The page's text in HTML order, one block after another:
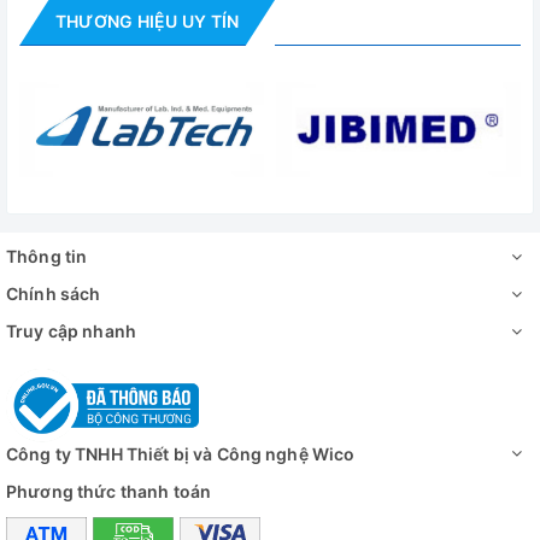
Thời gian hồi nhiệt
(cửa mở 30 giây)
8 phút lên 37 độ C
Bộ điều khiển Bộ điều khiển Smart-Lab
Cổng kết nối Sẵn cổng RS232C kết nối máy tính
Công suất gia nhiệt
Kệ
Thông gió
Đối lưu
Tính năng an toàn Bảo vệ quá nhiệt, quá dòng, phát
Buồng tủ Thép không gỉ
THƯƠNG HIỆU UY TÍN
Thông tin
Chính sách
Truy cập nhanh
Công ty TNHH Thiết bị và Công nghệ Wico
Phương thức thanh toán